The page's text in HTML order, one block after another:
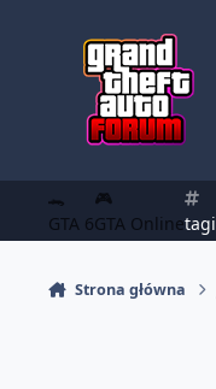
🐊
GTA 6
🎮
GTA Onlinetagi
Strona główna